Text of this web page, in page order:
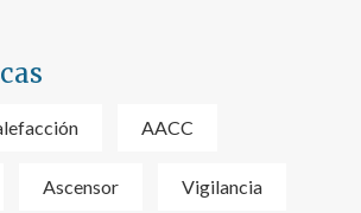
AACC
Ascensor Vigilancia